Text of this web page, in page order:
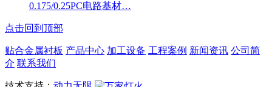
0.175/0.25PC电路基材…
点击回到顶部
贴合金属衬板 产品中心 加工设备 工程案例 新闻资讯 公司简
介 联系我们